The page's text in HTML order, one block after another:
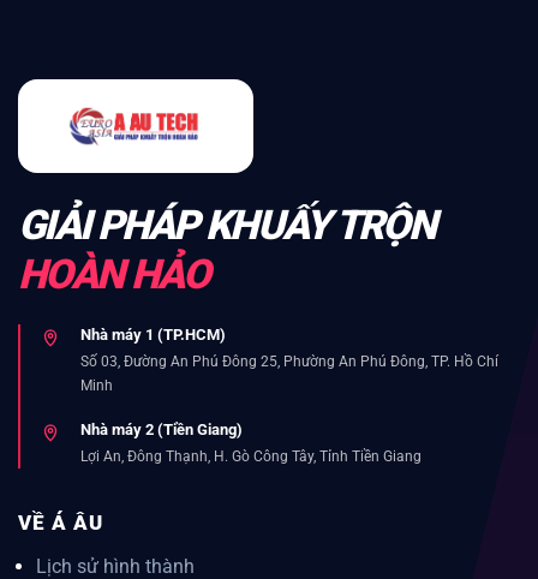
GIẢI PHÁP KHUẤY TRỘN
HOÀN HẢO
Nhà máy 1 (TP.HCM)
Số 03, Đường An Phú Đông 25, Phường An Phú Đông, TP. Hồ Chí
Minh
Nhà máy 2 (Tiền Giang)
Lợi An, Đông Thạnh, H. Gò Công Tây, Tỉnh Tiền Giang
VỀ Á ÂU
Lịch sử hình thành